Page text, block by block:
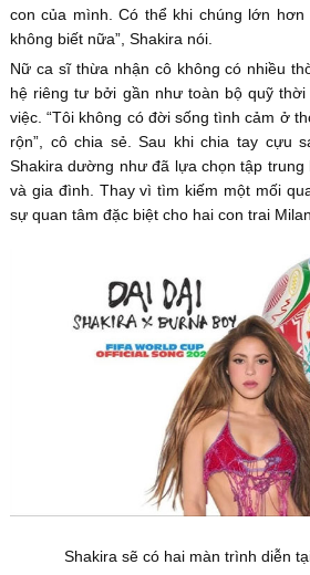
con của mình. Có thể khi chúng lớn
không biết nữa”, Shakira nói.
Nữ ca sĩ thừa nhận cô không có nhiều
hệ riêng tư bởi gần như toàn bộ quỹ
việc. “Tôi không có đời sống tình cảm ở
rộn”, cô chia sẻ. Sau khi chia tay cựu
Shakira dường như đã lựa chọn tập
và gia đình. Thay vì tìm kiếm một mối
sự quan tâm đặc biệt cho hai con trai
Shakira sẽ có hai màn trình diễn